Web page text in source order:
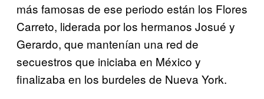
más famosas de ese periodo están los Flores
Carreto, liderada por los hermanos Josué y
Gerardo, que mantenían una red de
secuestros que iniciaba en México y
finalizaba en los burdeles de Nueva York.